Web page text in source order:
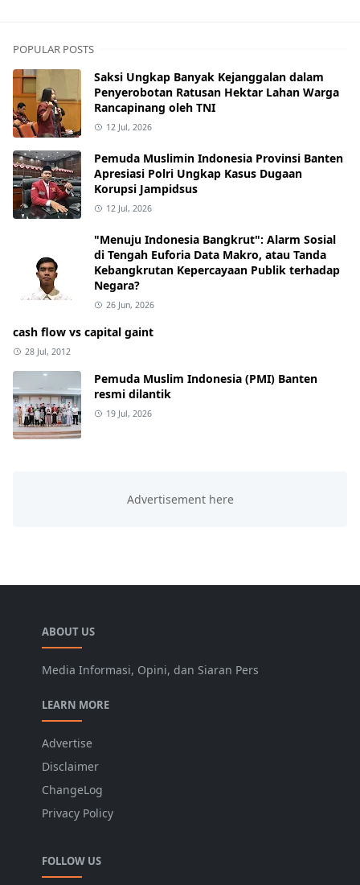
POPULAR POSTS
Saksi Ungkap Banyak Kejanggalan dalam
Penyerobotan Ratusan Hektar Lahan Warga
Rancapinang oleh TNI
12 Jul, 2026
Pemuda Muslimin Indonesia Provinsi Banten
Apresiasi Polri Ungkap Kasus Dugaan
Korupsi Jampidsus
12 Jul, 2026
"Menuju Indonesia Bangkrut": Alarm Sosial
di Tengah Euforia Data Makro, atau Tanda
Kebangkrutan Kepercayaan Publik terhadap
Negara?
26 Jun, 2026
cash flow vs capital gaint
28 Jul, 2012
Pemuda Muslim Indonesia (PMI) Banten
resmi dilantik
19 Jul, 2026
ABOUT US
Media Informasi, Opini, dan Siaran Pers
LEARN MORE
Advertise
Disclaimer
ChangeLog
Privacy Policy
FOLLOW US